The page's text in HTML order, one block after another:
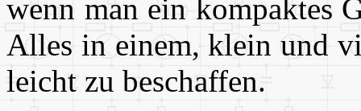
wenn man ein kompaktes
Alles in einem, klein und
leicht zu beschaffen.